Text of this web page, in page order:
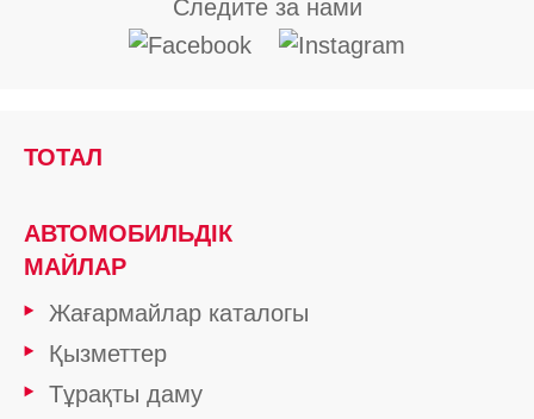
Следите за нами
ТОТАЛ
АВТОМОБИЛЬДІК
МАЙЛАР
Жағармайлар каталогы
Қызметтер
Тұрақты даму